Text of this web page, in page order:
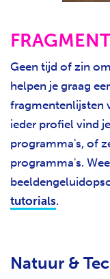
Geen tijd of zin
helpen je graag
fragmentenlijsten
ieder profiel vind
programma's, of
programma's.
tutorials.
Natuur &